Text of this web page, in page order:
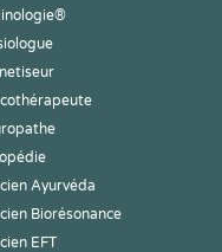
Ayurvéda
Biorésonance
EFT